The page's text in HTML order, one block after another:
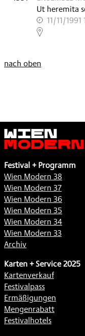
Ut heremita
11/11/1991
,
nach oben
Wien
Modern
Festival + Programm
Wien Modern 38
Wien Modern 37
Wien Modern 36
Wien Modern 35
Wien Modern 34
Wien Modern 33
Archiv
Karten + Service 2025
Kartenverkauf
Festivalpass
Ermäßigungen
Mengenrabatt
Festivalhotels